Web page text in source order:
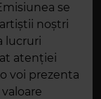
se
noștri
lucruri
atenției
voi prezenta